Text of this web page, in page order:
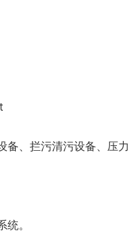
拦污清污设备、压力
。